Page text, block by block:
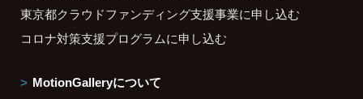
東京都クラウドファンディング支援事業に申し込む
コロナ対策支援プログラムに申し込む
MotionGalleryについて